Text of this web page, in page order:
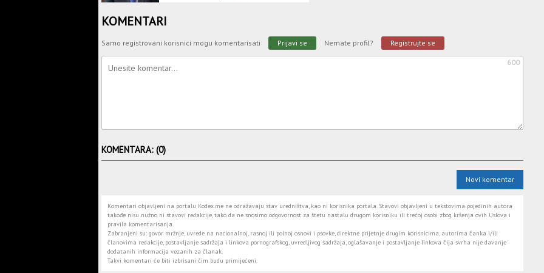
KOMENTARI
Samo registrovani korisnici mogu komentarisati Prijavi se Nemate profil? Registrujte se
600
KOMENTARA: (0)
Novi komentar
Komentari objavljeni na portalu Kodex.me ne odražavaju stav uredništva, kao ni korisnika portala. Stavovi objavljeni u tekstovima pojedinih autora
takođe nisu nužno ni stavovi redakcije, tako da ne snosimo odgovornost za štetu nastalu drugom korisniku ili trećoj osobi zbog kršenja ovih Uslova i
pravila komentarisanja.
Zabranjeni su: govor mržnje, uvrede na nacionalnoj, rasnoj ili polnoj osnovi i psovke, direktne prijetnje drugim korisnicima, autorima čanka i/ili
članovima redakcije, postavljanje sadržaja i linkova pornografskog, uvredljivog sadržaja, oglašavanje i postavljanje linkova čija svrha nije davanje
dodatanih informacija vezanih za članak.
Takvi komentari će biti izbrisani čim budu primijećeni.